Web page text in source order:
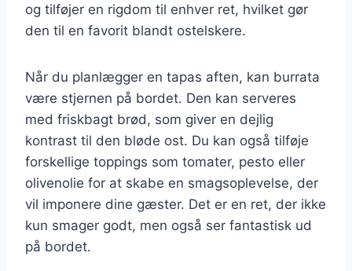
og tilføjer en rigdom til enhver ret, hvilket gør
den til en favorit blandt ostelskere.
Når du planlægger en tapas aften, kan burrata
være stjernen på bordet. Den kan serveres
med friskbagt brød, som giver en dejlig
kontrast til den bløde ost. Du kan også tilføje
forskellige toppings som tomater, pesto eller
olivenolie for at skabe en smagsoplevelse, der
vil imponere dine gæster. Det er en ret, der ikke
kun smager godt, men også ser fantastisk ud
på bordet.